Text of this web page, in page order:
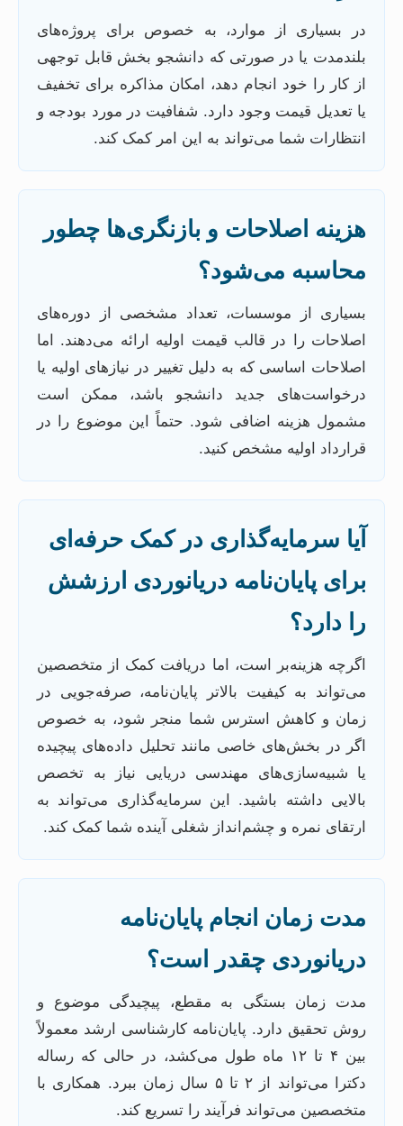
در بسیاری از موارد، به خصوص برای پروژه‌های
بلندمدت یا در صورتی که دانشجو بخش قابل توجهی
از کار را خود انجام دهد، امکان مذاکره برای تخفیف
یا تعدیل قیمت وجود دارد. شفافیت در مورد بودجه و
انتظارات شما می‌تواند به این امر کمک کند.
هزینه اصلاحات و بازنگری‌ها چطور
محاسبه می‌شود؟
بسیاری از موسسات، تعداد مشخصی از دوره‌های
اصلاحات را در قالب قیمت اولیه ارائه می‌دهند. اما
اصلاحات اساسی که به دلیل تغییر در نیازهای اولیه یا
درخواست‌های جدید دانشجو باشد، ممکن است
مشمول هزینه اضافی شود. حتماً این موضوع را در
قرارداد اولیه مشخص کنید.
آیا سرمایه‌گذاری در کمک حرفه‌ای
برای پایان‌نامه دریانوردی ارزشش
را دارد؟
اگرچه هزینه‌بر است، اما دریافت کمک از متخصصین
می‌تواند به کیفیت بالاتر پایان‌نامه، صرفه‌جویی در
زمان و کاهش استرس شما منجر شود، به خصوص
اگر در بخش‌های خاصی مانند تحلیل داده‌های پیچیده
یا شبیه‌سازی‌های مهندسی دریایی نیاز به تخصص
بالایی داشته باشید. این سرمایه‌گذاری می‌تواند به
ارتقای نمره و چشم‌انداز شغلی آینده شما کمک کند.
مدت زمان انجام پایان‌نامه
دریانوردی چقدر است؟
مدت زمان بستگی به مقطع، پیچیدگی موضوع و
روش تحقیق دارد. پایان‌نامه کارشناسی ارشد معمولاً
بین ۴ تا ۱۲ ماه طول می‌کشد، در حالی که رساله
دکترا می‌تواند از ۲ تا ۵ سال زمان ببرد. همکاری با
متخصصین می‌تواند فرآیند را تسریع کند.